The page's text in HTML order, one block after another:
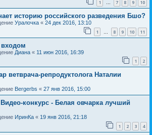
1 … 7 8 9 10
историю российского разведения Бшо?
Уралочка « 24 дек 2016, 13:10
1 … 8 9 10 11
Диана « 11 июн 2016, 16:39
1 2
ветврача-репродуктолога Наталии
Bergerbs « 27 янв 2016, 15:00
конкурс - Белая овчарка лучший
ИринКа « 19 янв 2016, 21:18
1 2 3 4